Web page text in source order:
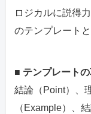
ロジカルに説得
のテンプレート
■ テンプレートの
結論（Point）、
（Example）、